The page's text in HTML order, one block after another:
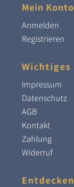
Mein Konto
Anmelden
Registrieren
Wichtiges
Impressum
Datenschutz
AGB
Kontakt
Zahlung
Widerruf
Entdecken